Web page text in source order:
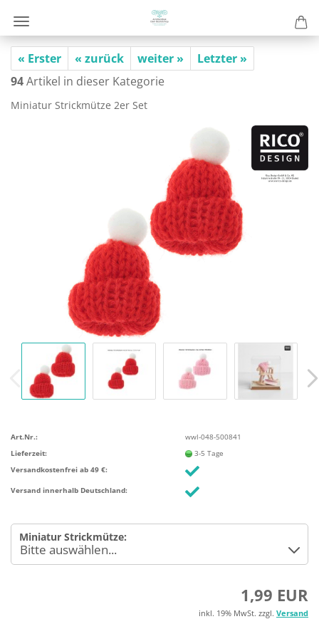
« Erster « zurück weiter »
Letzter »
94Artikel in dieser Kategorie
Mi­nia­tur Strick­müt­ze 2er Set
Art.Nr.:
wwl-048-500841
Lieferzeit:
3-5 Tage
Versandkostenfrei ab 49 €:
Versand innerhalb Deutschland:
Miniatur Strickmütze:
1,99 EUR
inkl. 19% MwSt. zzgl. Versand